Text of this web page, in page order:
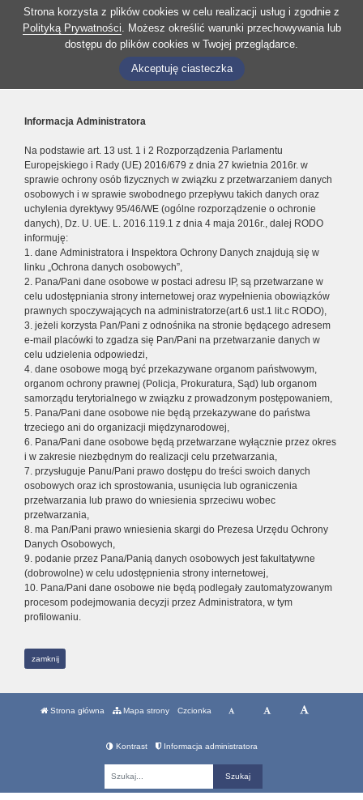
Strona korzysta z plików cookies w celu realizacji usług i zgodnie z
Polityką Prywatności. Możesz określić warunki przechowywania lub
dostępu do plików cookies w Twojej przeglądarce.
Akceptuję ciasteczka
Informacja Administratora
Na podstawie art. 13 ust. 1 i 2 Rozporządzenia Parlamentu
Europejskiego i Rady (UE) 2016/679 z dnia 27 kwietnia 2016r. w
sprawie ochrony osób fizycznych w związku z przetwarzaniem danych
osobowych i w sprawie swobodnego przepływu takich danych oraz
uchylenia dyrektywy 95/46/WE (ogólne rozporządzenie o ochronie
danych), Dz. U. UE. L. 2016.119.1 z dnia 4 maja 2016r., dalej RODO
informuję:
1. dane Administratora i Inspektora Ochrony Danych znajdują się w
linku „Ochrona danych osobowych”,
2. Pana/Pani dane osobowe w postaci adresu IP, są przetwarzane w
celu udostępniania strony internetowej oraz wypełnienia obowiązków
prawnych spoczywających na administratorze(art.6 ust.1 lit.c RODO),
3. jeżeli korzysta Pan/Pani z odnośnika na stronie będącego adresem
e-mail placówki to zgadza się Pan/Pani na przetwarzanie danych w
celu udzielenia odpowiedzi,
4. dane osobowe mogą być przekazywane organom państwowym,
organom ochrony prawnej (Policja, Prokuratura, Sąd) lub organom
samorządu terytorialnego w związku z prowadzonym postępowaniem,
5. Pana/Pani dane osobowe nie będą przekazywane do państwa
trzeciego ani do organizacji międzynarodowej,
6. Pana/Pani dane osobowe będą przetwarzane wyłącznie przez okres
i w zakresie niezbędnym do realizacji celu przetwarzania,
7. przysługuje Panu/Pani prawo dostępu do treści swoich danych
osobowych oraz ich sprostowania, usunięcia lub ograniczenia
przetwarzania lub prawo do wniesienia sprzeciwu wobec
przetwarzania,
8. ma Pan/Pani prawo wniesienia skargi do Prezesa Urzędu Ochrony
Danych Osobowych,
9. podanie przez Pana/Panią danych osobowych jest fakultatywne
(dobrowolne) w celu udostępnienia strony internetowej,
10. Pana/Pani dane osobowe nie będą podlegały zautomatyzowanym
procesom podejmowania decyzji przez Administratora, w tym
profilowaniu.
zamknij
Strona główna Mapa strony Czcionka
Kontrast Informacja administratora